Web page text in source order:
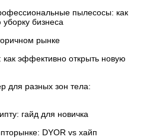
пылесосы: как
бизнеса
рынке
как эффективно открыть новую
для разных зон тела:
гайд для новичка
DYOR vs хайп